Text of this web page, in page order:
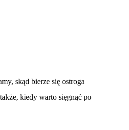
skąd bierze się ostroga
kiedy warto sięgnąć po